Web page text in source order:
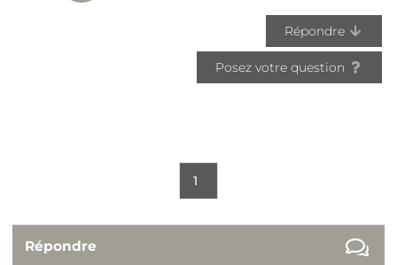
Répondre
Posez votre question
1
Répondre